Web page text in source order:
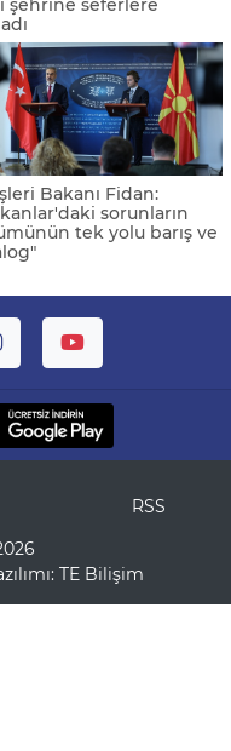
şehrine seferlere
Bakanı Fidan:
sorunların
tek yolu barış ve
RSS
TE Bilişim